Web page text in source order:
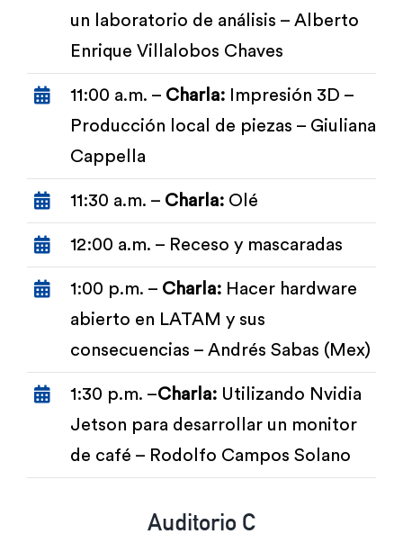
un laboratorio de análisis – Alberto
Enrique Villalobos Chaves
11:00 a.m. – Charla:Impresión 3D –
Producción local de piezas – Giuliana
Cappella
11:30 a.m. – Charla:Olé
12:00 a.m. – Receso y mascaradas
1:00 p.m. – Charla:Hacer hardware
abierto en LATAM y sus
consecuencias – Andrés Sabas (Mex)
1:30 p.m. –Charla: Utilizando Nvidia
Jetson para desarrollar un monitor
de café – Rodolfo Campos Solano
Auditorio C